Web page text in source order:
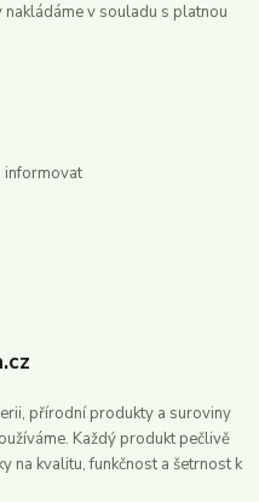
v souladu s platnou
informovat
přírodní produkty a suroviny
Každý produkt pečlivě
na kvalitu, funkčnost a šetrnost k